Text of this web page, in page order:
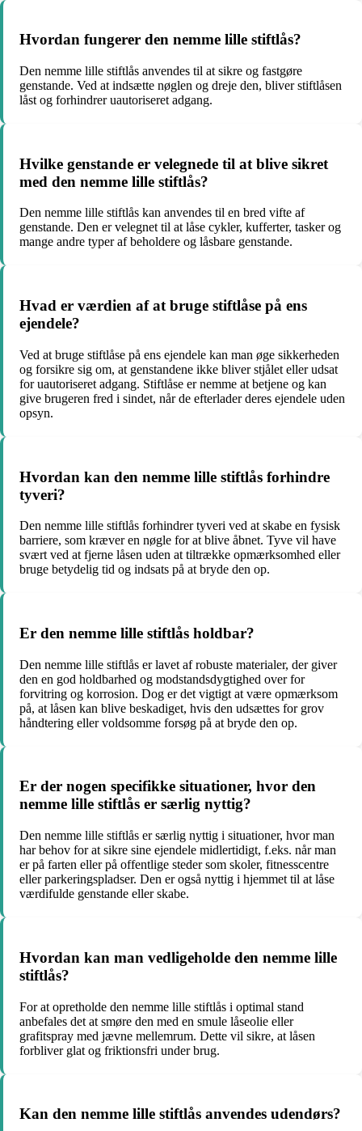
Hvordan fungerer den nemme lille stiftlås?
Den nemme lille stiftlås anvendes til at sikre og fastgøre
genstande. Ved at indsætte nøglen og dreje den, bliver stiftlåsen
låst og forhindrer uautoriseret adgang.
Hvilke genstande er velegnede til at blive sikret
med den nemme lille stiftlås?
Den nemme lille stiftlås kan anvendes til en bred vifte af
genstande. Den er velegnet til at låse cykler, kufferter, tasker og
mange andre typer af beholdere og låsbare genstande.
Hvad er værdien af at bruge stiftlåse på ens
ejendele?
Ved at bruge stiftlåse på ens ejendele kan man øge sikkerheden
og forsikre sig om, at genstandene ikke bliver stjålet eller udsat
for uautoriseret adgang. Stiftlåse er nemme at betjene og kan
give brugeren fred i sindet, når de efterlader deres ejendele uden
opsyn.
Hvordan kan den nemme lille stiftlås forhindre
tyveri?
Den nemme lille stiftlås forhindrer tyveri ved at skabe en fysisk
barriere, som kræver en nøgle for at blive åbnet. Tyve vil have
svært ved at fjerne låsen uden at tiltrække opmærksomhed eller
bruge betydelig tid og indsats på at bryde den op.
Er den nemme lille stiftlås holdbar?
Den nemme lille stiftlås er lavet af robuste materialer, der giver
den en god holdbarhed og modstandsdygtighed over for
forvitring og korrosion. Dog er det vigtigt at være opmærksom
på, at låsen kan blive beskadiget, hvis den udsættes for grov
håndtering eller voldsomme forsøg på at bryde den op.
Er der nogen specifikke situationer, hvor den
nemme lille stiftlås er særlig nyttig?
Den nemme lille stiftlås er særlig nyttig i situationer, hvor man
har behov for at sikre sine ejendele midlertidigt, f.eks. når man
er på farten eller på offentlige steder som skoler, fitnesscentre
eller parkeringspladser. Den er også nyttig i hjemmet til at låse
værdifulde genstande eller skabe.
Hvordan kan man vedligeholde den nemme lille
stiftlås?
For at opretholde den nemme lille stiftlås i optimal stand
anbefales det at smøre den med en smule låseolie eller
grafitspray med jævne mellemrum. Dette vil sikre, at låsen
forbliver glat og friktionsfri under brug.
Kan den nemme lille stiftlås anvendes udendørs?